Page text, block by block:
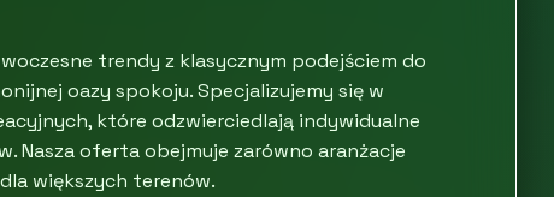
trendy z klasycznym podejściem do
oazy spokoju. Specjalizujemy się w
które odzwierciedlają indywidualne
oferta obejmuje zarówno aranżacje
większych terenów.